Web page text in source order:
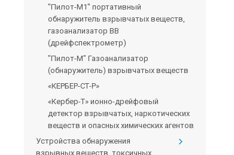
"Пилот-М1" портативный
обнаружитель взрывчатых веществ,
газоанализатор ВВ
(дрейфспектрометр)
"Пилот-М" Газоанализатор
(обнаружитель) взрывчатых веществ
«КЕРБЕР-СТ-Р»
«Кербер-Т» ионно-дрейфовый
детектор взрывчатых, наркотических
веществ и опасных химических агентов
Устройства обнаружения
взрывных веществ, токсичных